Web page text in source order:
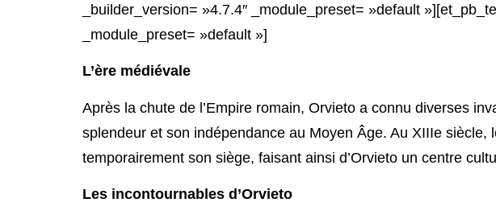
_builder_version= »4.7.4″ _module_preset= »default
_module_preset= »default »]
L’ère médiévale
Après la chute de l’Empire romain, Orvieto a connu diverses
splendeur et son indépendance au Moyen Âge. Au XIIIe siècle,
temporairement son siège, faisant ainsi d’Orvieto un centre
Les incontournables d’Orvieto